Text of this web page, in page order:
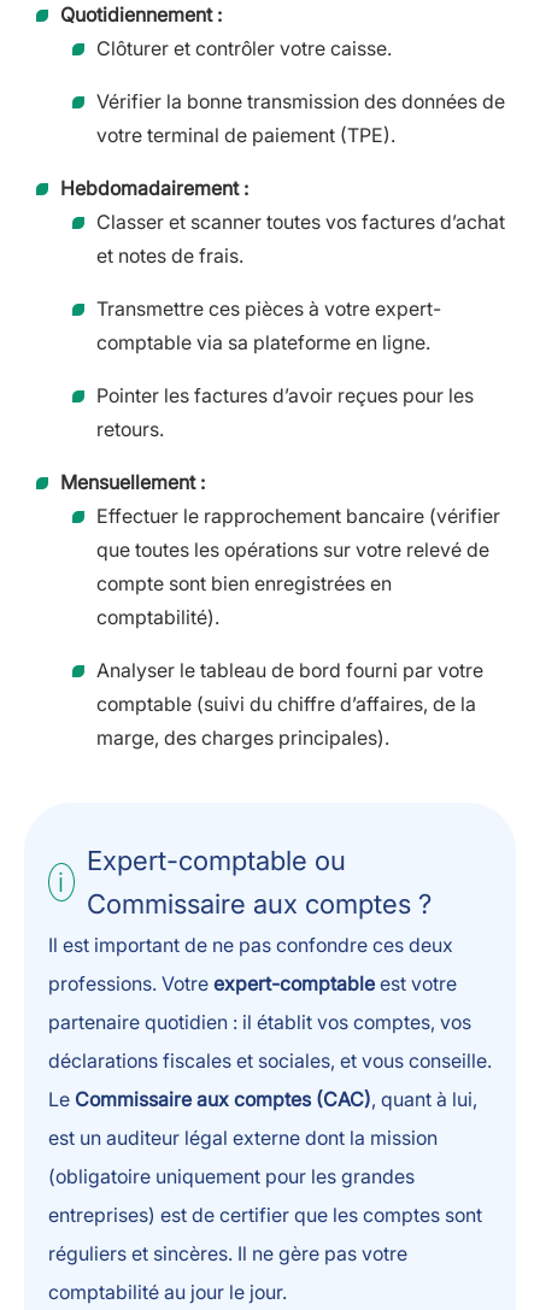
Quotidiennement :
Clôturer et contrôler votre caisse.
Vérifier la bonne transmission des données de
votre terminal de paiement (TPE).
Hebdomadairement :
Classer et scanner toutes vos factures d’achat
et notes de frais.
Transmettre ces pièces à votre expert-
comptable via sa plateforme en ligne.
Pointer les factures d’avoir reçues pour les
retours.
Mensuellement :
Effectuer le rapprochement bancaire (vérifier
que toutes les opérations sur votre relevé de
compte sont bien enregistrées en
comptabilité).
Analyser le tableau de bord fourni par votre
comptable (suivi du chiffre d’affaires, de la
marge, des charges principales).
Expert-comptable ou
Commissaire aux comptes ?
Il est important de ne pas confondre ces deux
professions. Votre expert-comptable est votre
partenaire quotidien : il établit vos comptes, vos
déclarations fiscales et sociales, et vous conseille.
Le Commissaire aux comptes (CAC), quant à lui,
est un auditeur légal externe dont la mission
(obligatoire uniquement pour les grandes
entreprises) est de certifier que les comptes sont
réguliers et sincères. Il ne gère pas votre
comptabilité au jour le jour.